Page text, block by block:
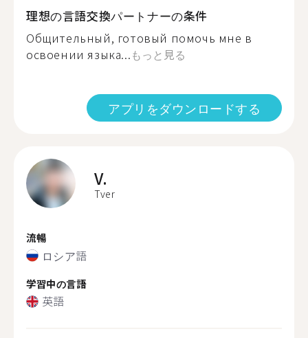
理想の言語交換パートナーの条件
Общительный, готовый помочь мне в
освоении языка...もっと見る
アプリをダウンロードする
V.
Tver
流暢
ロシア語
学習中の言語
英語